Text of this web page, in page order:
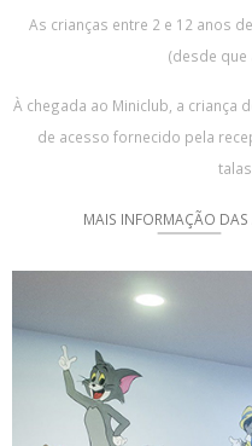
As crianças entre 2 e 12 anos
(desde que
À chegada ao Miniclub, a criança
de acesso fornecido pela
MAIS INFORMAÇÃO DAS